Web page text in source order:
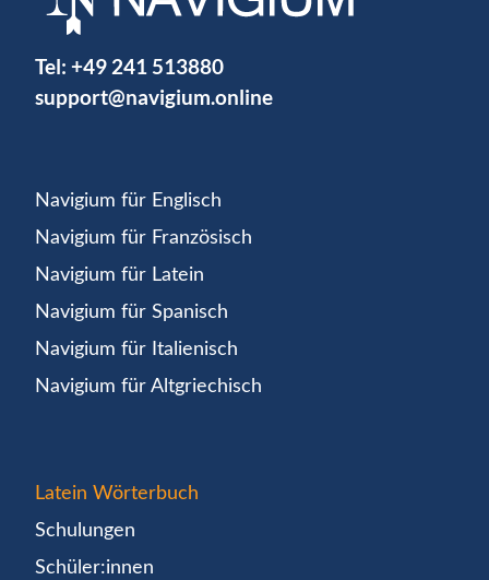
Tel: +49 241 513880
support@navigium.online
Navigium für Englisch
Navigium für Französisch
Navigium für Latein
Navigium für Spanisch
Navigium für Italienisch
Navigium für Altgriechisch
Latein Wörterbuch
Schulungen
Schüler:innen